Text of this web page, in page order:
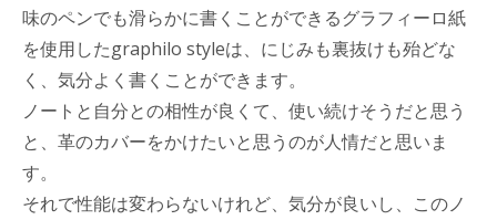
味のペンでも滑らかに書くことができるグラフィーロ紙
を使用したgraphilo styleは、にじみも裏抜けも殆どな
く、気分よく書くことができます。
ノートと自分との相性が良くて、使い続けそうだと思う
と、革のカバーをかけたいと思うのが人情だと思いま
す。
それで性能は変わらないけれど、気分が良いし、このノ